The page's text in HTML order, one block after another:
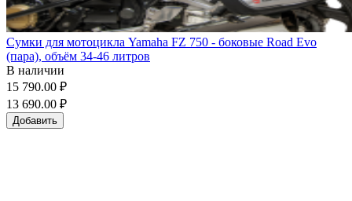
Сумки для мотоцикла Yamaha FZ 750 - боковые Road Evo
(пара), объём 34-46 литров
В наличии
15 790.00 ₽
13 690.00 ₽
Добавить